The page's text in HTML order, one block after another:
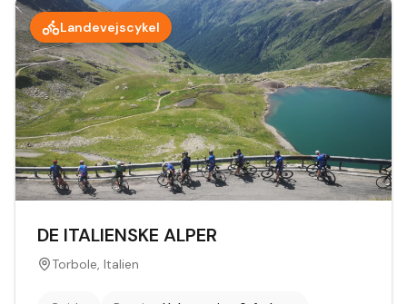
Landevejscykel
DE ITALIENSKE ALPER
Torbole, Italien